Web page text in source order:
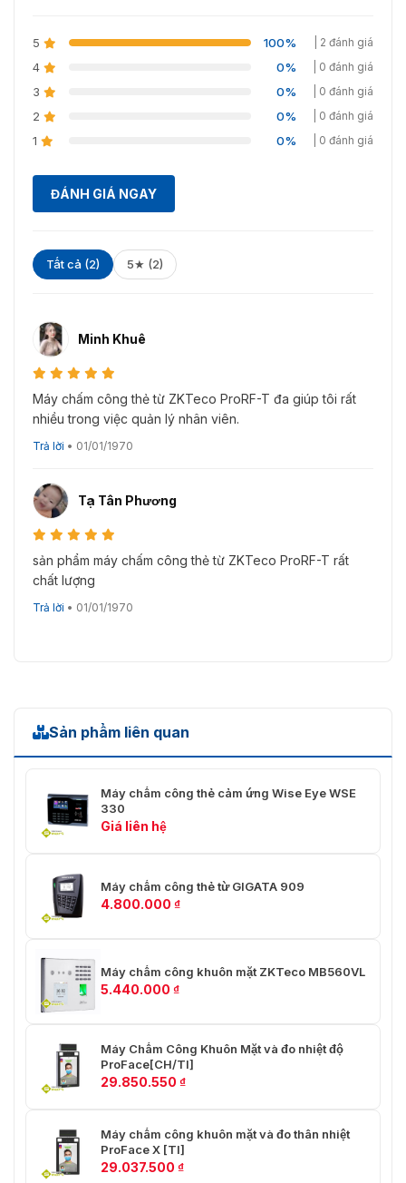
Kích thước 195.5 × 87 × 35 mm
5 100% | 2 đánh giá
4 0% | 0 đánh giá
3 0% | 0 đánh giá
2 0% | 0 đánh giá
1 0% | 0 đánh giá
ĐÁNH GIÁ NGAY
Tất cả (2) 5★ (2)
Minh Khuê
Máy chấm công thẻ từ ZKTeco ProRF-T đa giúp tôi rất
nhiều trong việc quản lý nhân viên.
Trả lời • 01/01/1970
Tạ Tân Phương
sản phẩm máy chấm công thẻ từ ZKTeco ProRF-T rất
chất lượng
Trả lời • 01/01/1970
Sản phẩm liên quan
Máy chấm công thẻ cảm ứng Wise Eye WSE
330
Giá liên hệ
Máy chấm công thẻ từ GIGATA 909
4.800.000 ₫
Máy chấm công khuôn mặt ZKTeco MB560VL
5.440.000 ₫
Máy Chấm Công Khuôn Mặt và đo nhiệt độ
ProFace[CH/TI]
29.850.550 ₫
Máy chấm công khuôn mặt và đo thân nhiệt
ProFace X [TI]
29.037.500 ₫